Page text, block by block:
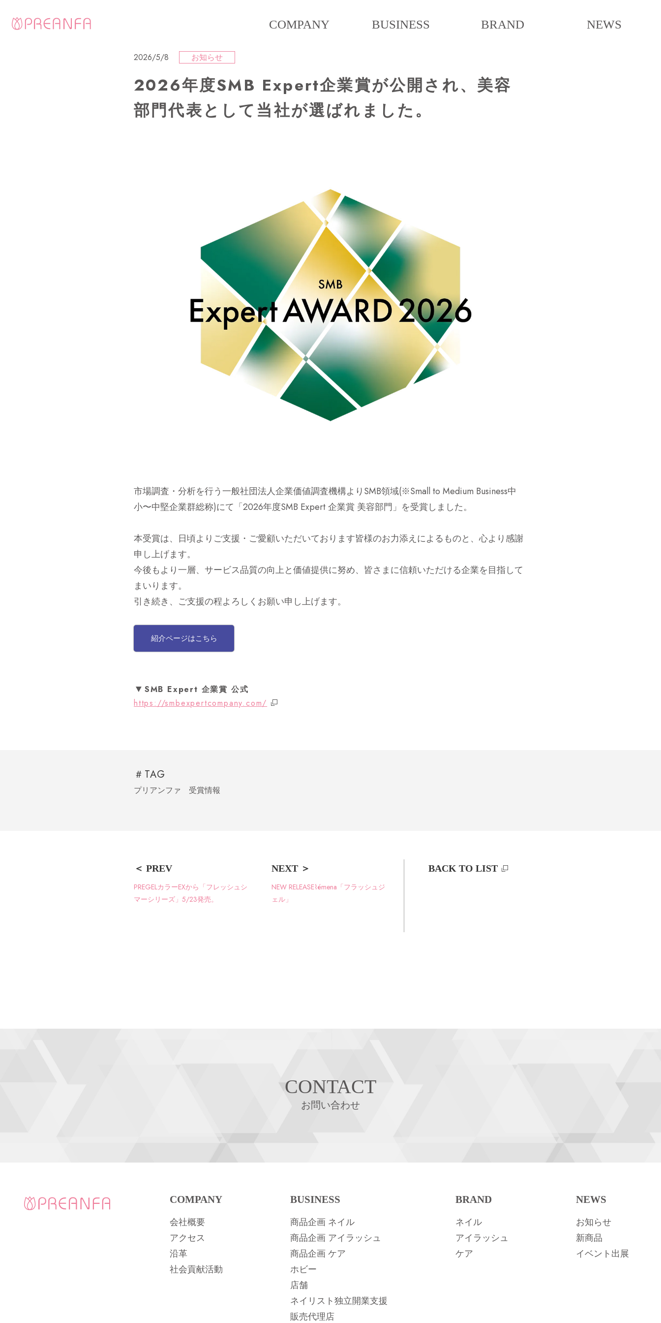
COMPANY BUSINESS BRAND NEWS
2026/5/8 お知らせ
2026年度SMB Expert企業賞が公開され、美容
部門代表として当社が選ばれました。
市場調査・分析を行う一般社団法人企業価値調査機構よりSMB領域(※Small to Medium Business中
小〜中堅企業群総称)にて「2026年度SMB Expert 企業賞 美容部門」を受賞しました。
本受賞は、日頃よりご支援・ご愛顧いただいております皆様のお力添えによるものと、心より感謝
申し上げます。
今後もより一層、サービス品質の向上と価値提供に努め、皆さまに信頼いただける企業を目指して
まいります。
引き続き、ご支援の程よろしくお願い申し上げます。
紹介ページはこちら
SMB Expert 企業賞 公式
https://smbexpertcompany.com/
＃TAG
プリアンファ 受賞情報
PREGELカラーEXから「フレッシュシ
マーシリーズ」5/23発売。
NEW RELEASE⌇émena「フラッシュジ
ェル」
BACK TO LIST
CONTACT
お問い合わせ
COMPANY
会社概要
アクセス
沿革
社会貢献活動
BUSINESS
商品企画 ネイル
商品企画 アイラッシュ
商品企画 ケア
ホビー
店舗
ネイリスト独立開業支援
販売代理店
BRAND
ネイル
アイラッシュ
ケア
NEWS
お知らせ
新商品
イベント出展